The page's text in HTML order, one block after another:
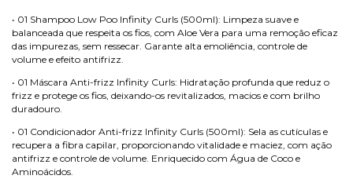
• 01 Shampoo Low Poo Infinity Curls (500ml): Limpeza suave e
balanceada que respeita os fios, com Aloe Vera para uma remoção eficaz
das impurezas, sem ressecar. Garante alta emoliência, controle de
volume e efeito antifrizz.
• 01 Máscara Anti-frizz Infinity Curls: Hidratação profunda que reduz o
frizz e protege os fios, deixando-os revitalizados, macios e com brilho
duradouro.
• 01 Condicionador Anti-frizz Infinity Curls (500ml): Sela as cutículas e
recupera a fibra capilar, proporcionando vitalidade e maciez, com ação
antifrizz e controle de volume. Enriquecido com Água de Coco e
Aminoácidos.